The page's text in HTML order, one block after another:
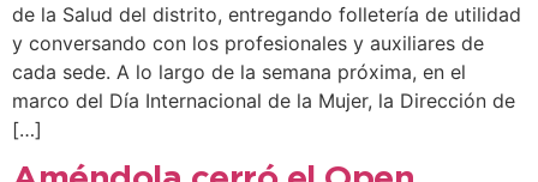
de la Salud del distrito, entregando folletería de utilidad
y conversando con los profesionales y auxiliares de
cada sede. A lo largo de la semana próxima, en el
marco del Día Internacional de la Mujer, la Dirección de
[…]